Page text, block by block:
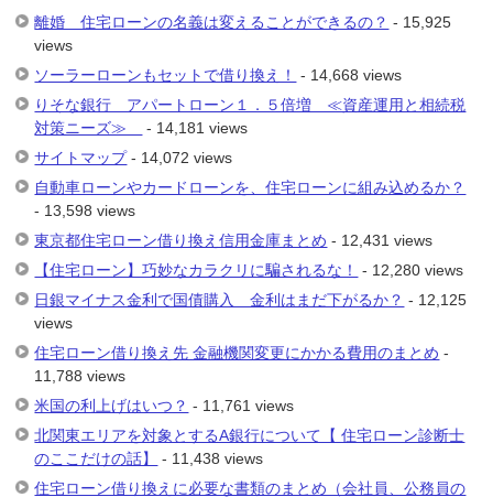
離婚 住宅ローンの名義は変えることができるの？ - 15,925
views
ソーラーローンもセットで借り換え！
- 14,668 views
りそな銀行 アパートローン１．５倍増 ≪資産運用と相続税
対策ニーズ≫
- 14,181 views
サイトマップ- 14,072 views
自動車ローンやカードローンを、住宅ローンに組み込めるか？
- 13,598 views
東京都住宅ローン借り換え信用金庫まとめ - 12,431 views
【住宅ローン】巧妙なカラクリに騙されるな！
- 12,280 views
日銀マイナス金利で国債購入 金利はまだ下がるか？ - 12,125
views
住宅ローン借り換え先 金融機関変更にかかる費用のまとめ -
11,788 views
米国の利上げはいつ？ - 11,761 views
北関東エリアを対象とするA銀行について【 住宅ローン診断士
のここだけの話】
- 11,438 views
住宅ローン借り換えに必要な書類のまとめ（会社員、公務員の